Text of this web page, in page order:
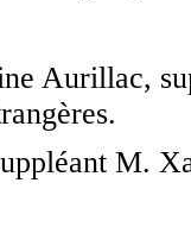
Aurillac,
M.